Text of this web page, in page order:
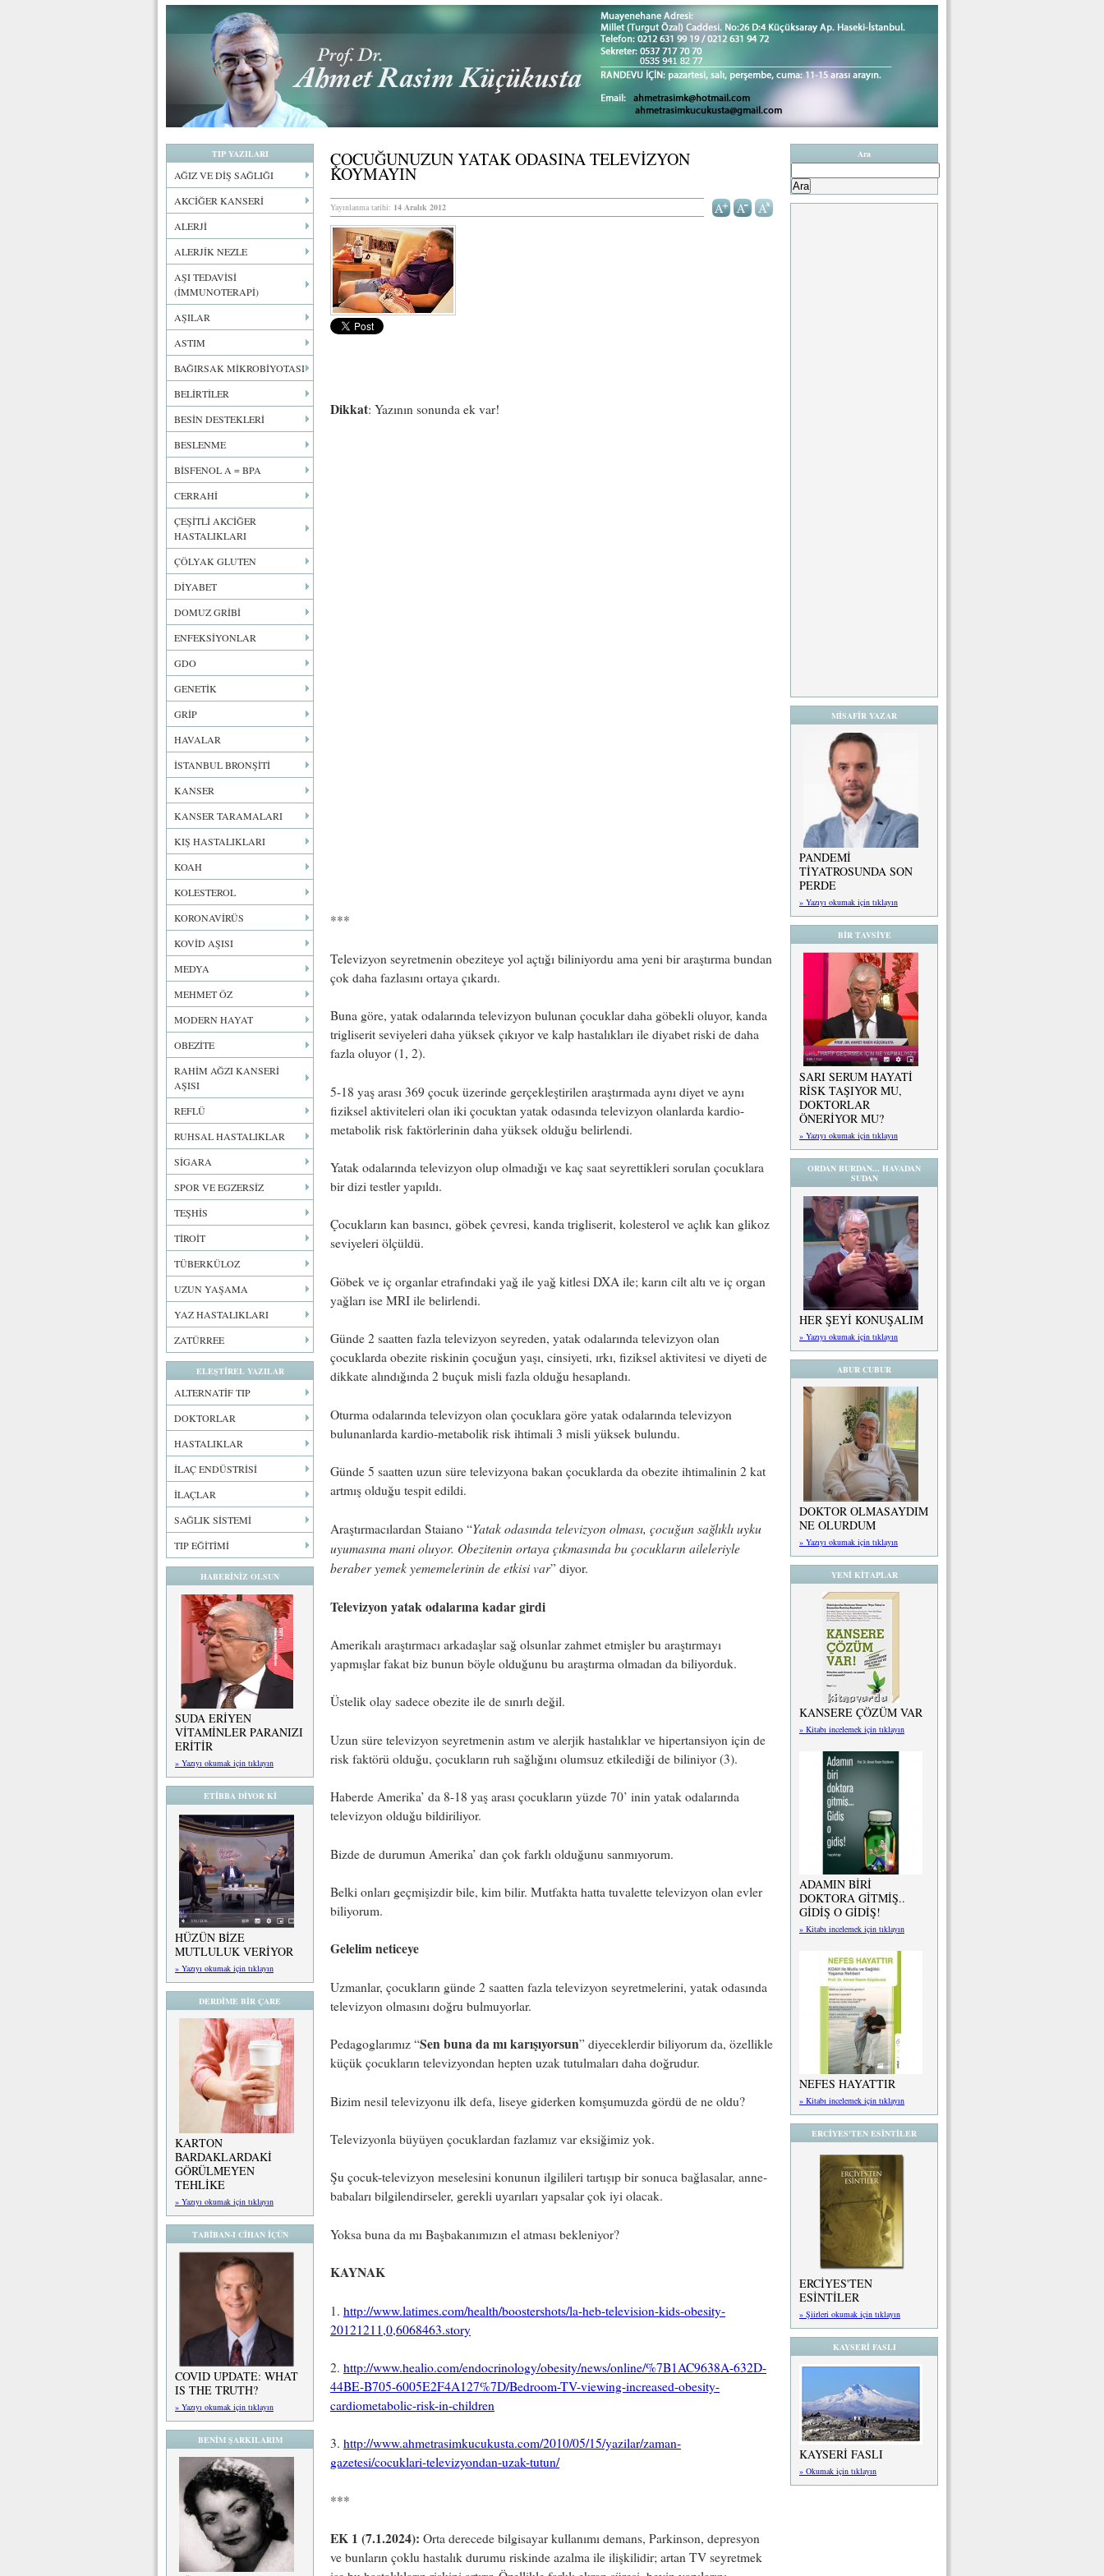
TIP YAZILARI
AĞIZ VE DİŞ SAĞLIĞI
AKCİĞER KANSERİ
ALERJİ
ALERJİK NEZLE
AŞI TEDAVİSİ
(İMMUNOTERAPİ)
AŞILAR
ASTIM
BAĞIRSAK MİKROBİYOTASI
BELİRTİLER
BESİN DESTEKLERİ
BESLENME
BİSFENOL A = BPA
CERRAHİ
ÇEŞİTLİ AKCİĞER
HASTALIKLARI
ÇÖLYAK GLUTEN
DİYABET
DOMUZ GRİBİ
ENFEKSİYONLAR
GDO
GENETİK
GRİP
HAVALAR
İSTANBUL BRONŞİTİ
KANSER
KANSER TARAMALARI
KIŞ HASTALIKLARI
KOAH
KOLESTEROL
KORONAVİRÜS
KOVİD AŞISI
MEDYA
MEHMET ÖZ
MODERN HAYAT
OBEZİTE
RAHİM AĞZI KANSERİ
AŞISI
REFLÜ
RUHSAL HASTALIKLAR
SİGARA
SPOR VE EGZERSİZ
TEŞHİS
TİROİT
TÜBERKÜLOZ
UZUN YAŞAMA
YAZ HASTALIKLARI
ZATÜRREE
ELEŞTİREL YAZILAR
ALTERNATİF TIP
DOKTORLAR
HASTALIKLAR
İLAÇ ENDÜSTRİSİ
İLAÇLAR
SAĞLIK SİSTEMİ
TIP EĞİTİMİ
HABERİNİZ OLSUN
SUDA ERİYEN
VİTAMİNLER PARANIZI
ERİTİR
» Yazıyı okumak için tıklayın
ETİBBA DİYOR Kİ
HÜZÜN BİZE
MUTLULUK VERİYOR
» Yazıyı okumak için tıklayın
DERDİME BİR ÇARE
KARTON
BARDAKLARDAKİ
GÖRÜLMEYEN
TEHLİKE
» Yazıyı okumak için tıklayın
TABİBAN-I CİHAN İÇÜN
COVID UPDATE: WHAT
IS THE TRUTH?
» Yazıyı okumak için tıklayın
BENİM ŞARKILARIM
ÇOCUĞUNUZUN YATAK ODASINA TELEVİZYON
KOYMAYIN
Yayınlanma tarihi: 14 Aralık 2012
Dikkat: Yazının sonunda ek var!
***
Televizyon seyretmenin obeziteye yol açtığı biliniyordu ama yeni bir araştırma bundan
çok daha fazlasını ortaya çıkardı.
Buna göre, yatak odalarında televizyon bulunan çocuklar daha göbekli oluyor, kanda
trigliserit seviyeleri daha yüksek çıkıyor ve kalp hastalıkları ile diyabet riski de daha
fazla oluyor (1, 2).
5-18 yaş arası 369 çocuk üzerinde gerçekleştirilen araştırmada aynı diyet ve aynı
fiziksel aktiviteleri olan iki çocuktan yatak odasında televizyon olanlarda kardio-
metabolik risk faktörlerinin daha yüksek olduğu belirlendi.
Yatak odalarında televizyon olup olmadığı ve kaç saat seyrettikleri sorulan çocuklara
bir dizi testler yapıldı.
Çocukların kan basıncı, göbek çevresi, kanda trigliserit, kolesterol ve açlık kan glikoz
seviyeleri ölçüldü.
Göbek ve iç organlar etrafındaki yağ ile yağ kitlesi DXA ile; karın cilt altı ve iç organ
yağları ise MRI ile belirlendi.
Günde 2 saatten fazla televizyon seyreden, yatak odalarında televizyon olan
çocuklarda obezite riskinin çocuğun yaşı, cinsiyeti, ırkı, fiziksel aktivitesi ve diyeti de
dikkate alındığında 2 buçuk misli fazla olduğu hesaplandı.
Oturma odalarında televizyon olan çocuklara göre yatak odalarında televizyon
bulunanlarda kardio-metabolik risk ihtimali 3 misli yüksek bulundu.
Günde 5 saatten uzun süre televizyona bakan çocuklarda da obezite ihtimalinin 2 kat
artmış olduğu tespit edildi.
Araştırmacılardan Staiano “Yatak odasında televizyon olması, çocuğun sağlıklı uyku
uyumasına mani oluyor. Obezitenin ortaya çıkmasında bu çocukların aileleriyle
beraber yemek yememelerinin de etkisi var” diyor.
Televizyon yatak odalarına kadar girdi
Amerikalı araştırmacı arkadaşlar sağ olsunlar zahmet etmişler bu araştırmayı
yapmışlar fakat biz bunun böyle olduğunu bu araştırma olmadan da biliyorduk.
Üstelik olay sadece obezite ile de sınırlı değil.
Uzun süre televizyon seyretmenin astım ve alerjik hastalıklar ve hipertansiyon için de
risk faktörü olduğu, çocukların ruh sağlığını olumsuz etkilediği de biliniyor (3).
Haberde Amerika’ da 8-18 yaş arası çocukların yüzde 70’ inin yatak odalarında
televizyon olduğu bildiriliyor.
Bizde de durumun Amerika’ dan çok farklı olduğunu sanmıyorum.
Belki onları geçmişizdir bile, kim bilir. Mutfakta hatta tuvalette televizyon olan evler
biliyorum.
Gelelim neticeye
Uzmanlar, çocukların günde 2 saatten fazla televizyon seyretmelerini, yatak odasında
televizyon olmasını doğru bulmuyorlar.
Pedagoglarımız “Sen buna da mı karışıyorsun” diyeceklerdir biliyorum da, özellikle
küçük çocukların televizyondan hepten uzak tutulmaları daha doğrudur.
Bizim nesil televizyonu ilk defa, liseye giderken komşumuzda gördü de ne oldu?
Televizyonla büyüyen çocuklardan fazlamız var eksiğimiz yok.
Şu çocuk-televizyon meselesini konunun ilgilileri tartışıp bir sonuca bağlasalar, anne-
babaları bilgilendirseler, gerekli uyarıları yapsalar çok iyi olacak.
Yoksa buna da mı Başbakanımızın el atması bekleniyor?
KAYNAK
1. http://www.latimes.com/health/boostershots/la-heb-television-kids-obesity-
20121211,0,6068463.story
2. http://www.healio.com/endocrinology/obesity/news/online/%7B1AC9638A-632D-
44BE-B705-6005E2F4A127%7D/Bedroom-TV-viewing-increased-obesity-
cardiometabolic-risk-in-children
3. http://www.ahmetrasimkucukusta.com/2010/05/15/yazilar/zaman-
gazetesi/cocuklari-televizyondan-uzak-tutun/
***
EK 1 (7.1.2024): Orta derecede bilgisayar kullanımı demans, Parkinson, depresyon
ve bunların çoklu hastalık durumu riskinde azalma ile ilişkilidir; artan TV seyretmek
Ara
MİSAFİR YAZAR
PANDEMİ
TİYATROSUNDA SON
PERDE
» Yazıyı okumak için tıklayın
BİR TAVSİYE
SARI SERUM HAYATİ
RİSK TAŞIYOR MU,
DOKTORLAR
ÖNERİYOR MU?
» Yazıyı okumak için tıklayın
ORDAN BURDAN... HAVADAN
SUDAN
HER ŞEYİ KONUŞALIM
» Yazıyı okumak için tıklayın
ABUR CUBUR
DOKTOR OLMASAYDIM
NE OLURDUM
» Yazıyı okumak için tıklayın
YENİ KİTAPLAR
KANSERE ÇÖZÜM VAR
» Kitabı incelemek için tıklayın
ADAMIN BİRİ
DOKTORA GİTMİŞ..
GİDİŞ O GİDİŞ!
» Kitabı incelemek için tıklayın
NEFES HAYATTIR
» Kitabı incelemek için tıklayın
ERCİYES'TEN ESİNTİLER
ERCİYES'TEN
ESİNTİLER
» Şiirleri okumak için tıklayın
KAYSERİ FASLI
KAYSERİ FASLI
» Okumak için tıklayın